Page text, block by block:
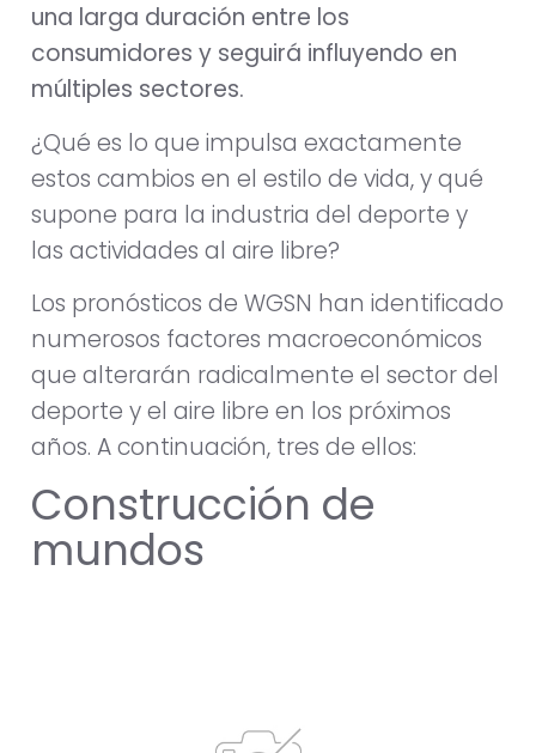
una larga duración entre los
consumidores y seguirá influyendo en
múltiples sectores.
¿Qué es lo que impulsa exactamente
estos cambios en el estilo de vida, y qué
supone para la industria del deporte y
las actividades al aire libre?
Los pronósticos de WGSN han identificado
numerosos factores macroeconómicos
que alterarán radicalmente el sector del
deporte y el aire libre en los próximos
años. A continuación, tres de ellos:
Construcción de
mundos